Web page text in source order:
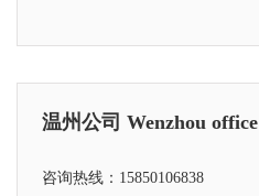
温州公司 Wenzhou office
咨询热线：15850106838